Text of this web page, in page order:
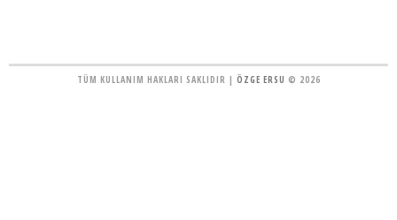
TÜM KULLANIM HAKLARI SAKLIDIR | ÖZGE ERSU © 2026